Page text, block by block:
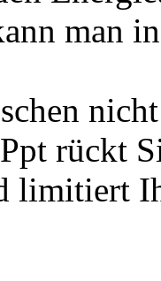
man
rückt
limitiert